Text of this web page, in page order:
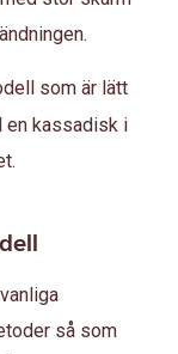
som är lätt
en kassadisk i
så som